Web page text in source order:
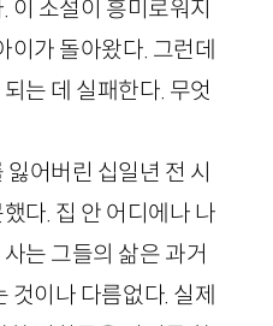
이 소설이 흥미로워지
이가 돌아왔다. 그런데
는 데 실패한다. 무엇
어버린 십일년 전 시
다. 집 안 어디에나 나
는 그들의 삶은 과거
것이나 다름없다. 실제